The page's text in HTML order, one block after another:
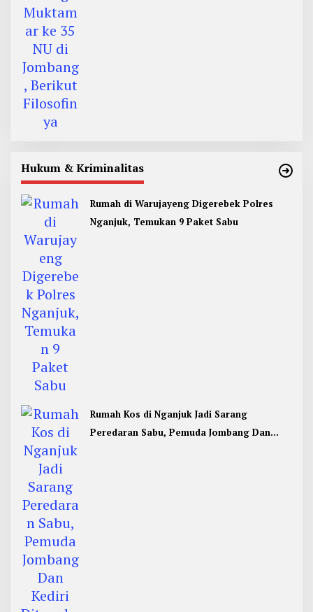
Hukum & Kriminalitas
Rumah di Warujayeng Digerebek Polres
Nganjuk, Temukan 9 Paket Sabu
Rumah Kos di Nganjuk Jadi Sarang
Peredaran Sabu, Pemuda Jombang Dan